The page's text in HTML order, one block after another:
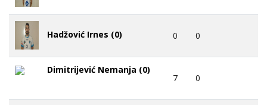
Hadžović Irnes (0) 0 0
Dimitrijević Nemanja (0)
7 0